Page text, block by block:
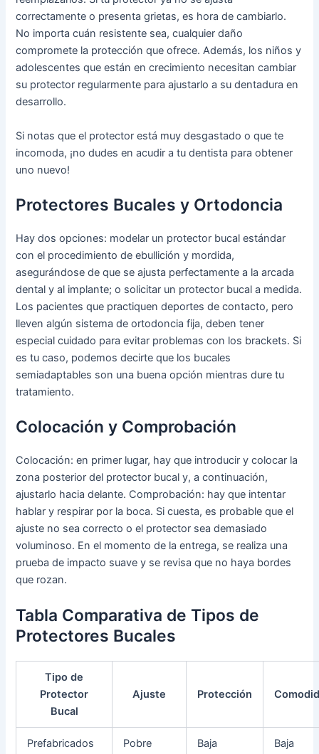
correctamente o presenta grietas, es hora de cambiarlo.
No importa cuán resistente sea, cualquier daño
compromete la protección que ofrece. Además, los niños y
adolescentes que están en crecimiento necesitan cambiar
su protector regularmente para ajustarlo a su dentadura en
desarrollo.
Si notas que el protector está muy desgastado o que te
incomoda, ¡no dudes en acudir a tu dentista para obtener
uno nuevo!
Protectores Bucales y Ortodoncia
Hay dos opciones: modelar un protector bucal estándar
con el procedimiento de ebullición y mordida,
asegurándose de que se ajusta perfectamente a la arcada
dental y al implante; o solicitar un protector bucal a medida.
Los pacientes que practiquen deportes de contacto, pero
lleven algún sistema de ortodoncia fija, deben tener
especial cuidado para evitar problemas con los brackets. Si
es tu caso, podemos decirte que los bucales
semiadaptables son una buena opción mientras dure tu
tratamiento.
Colocación y Comprobación
Colocación: en primer lugar, hay que introducir y colocar la
zona posterior del protector bucal y, a continuación,
ajustarlo hacia delante. Comprobación: hay que intentar
hablar y respirar por la boca. Si cuesta, es probable que el
ajuste no sea correcto o el protector sea demasiado
voluminoso. En el momento de la entrega, se realiza una
prueba de impacto suave y se revisa que no haya bordes
que rozan.
Tabla Comparativa de Tipos de
Protectores Bucales
Tipo de
Protector
Bucal
Ajuste Protección
Prefabricados Pobre Baja Baja